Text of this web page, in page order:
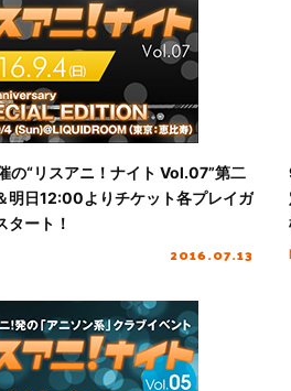
の“リスアニ！ナイト Vol.07”第二
明日12:00よりチケット各プレイガ
タート！
2016.07.13